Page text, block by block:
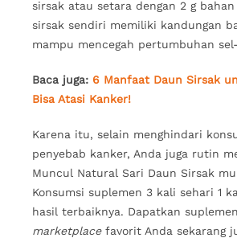
sirsak atau setara dengan 2 g
sirsak sendiri memiliki kandungan
mampu mencegah pertumbuhan
Baca juga: 6 Manfaat Daun Sirsak
Bisa Atasi Kanker!
Karena itu, selain menghindari
penyebab kanker, Anda juga rutin
Muncul Natural Sari Daun Sirsak
Konsumsi suplemen 3 kali sehari 1
hasil terbaiknya. Dapatkan
marketplacefavorit Anda sekarang